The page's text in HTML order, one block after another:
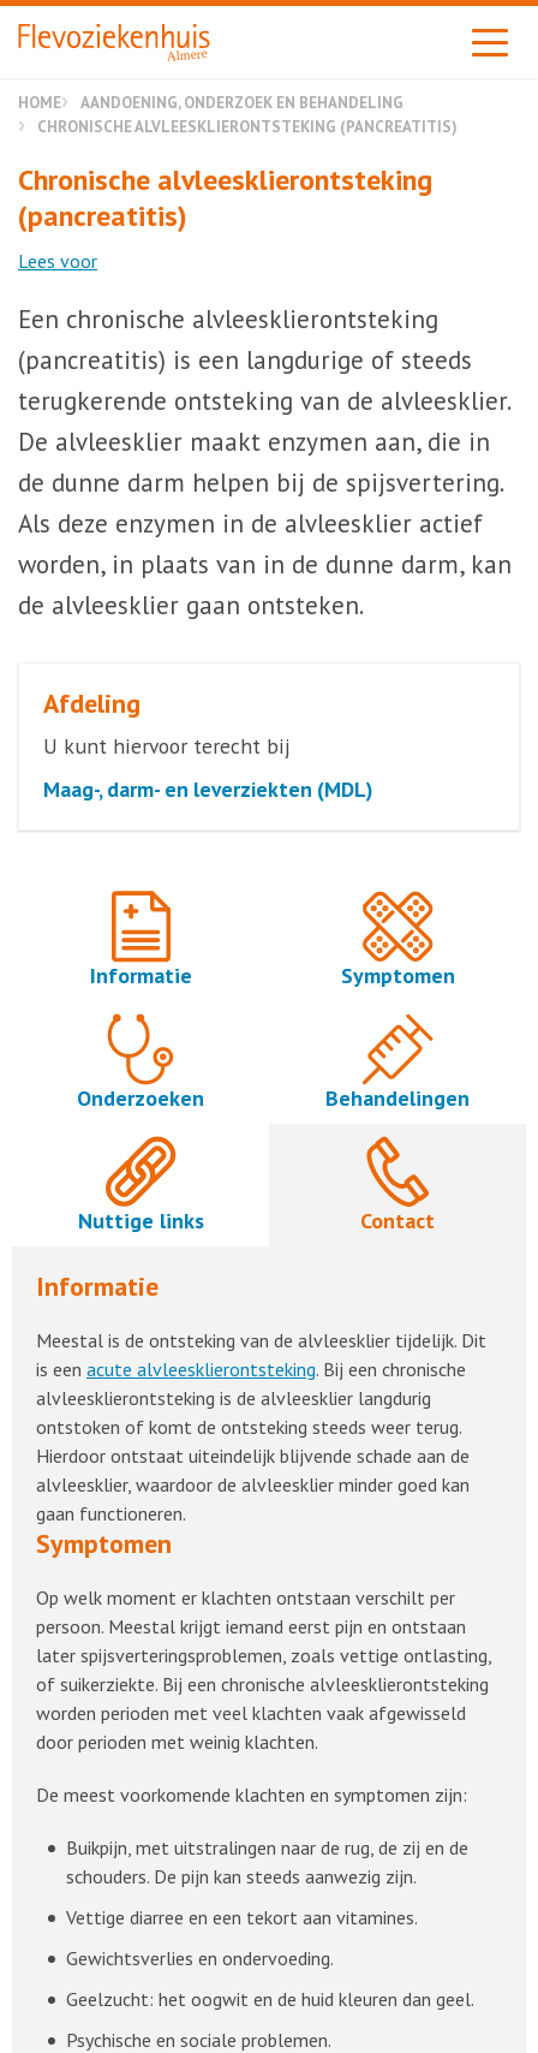
Almere
HOME
AANDOENING, ONDERZOEK EN BEHANDELING
CHRONISCHE ALVLEESKLIERONTSTEKING (PANCREATITIS)
Chronische alvleesklierontsteking
(pancreatitis)
Lees voor
Een chronische alvleesklierontsteking
(pancreatitis) is een langdurige of steeds
terugkerende ontsteking van de alvleesklier.
De alvleesklier maakt enzymen aan, die in
de dunne darm helpen bij de spijsvertering.
Als deze enzymen in de alvleesklier actief
worden, in plaats van in de dunne darm, kan
de alvleesklier gaan ontsteken.
Afdeling
U kunt hiervoor terecht bij
Maag-, darm- en leverziekten (MDL)
Informatie Symptomen
Onderzoeken Behandelingen
Nuttige links Contact
Informatie
Meestal is de ontsteking van de alvleesklier tijdelijk. Dit
is een acute alvleesklierontsteking. Bij een chronische
alvleesklierontsteking is de alvleesklier langdurig
ontstoken of komt de ontsteking steeds weer terug.
Hierdoor ontstaat uiteindelijk blijvende schade aan de
alvleesklier, waardoor de alvleesklier minder goed kan
gaan functioneren.
Symptomen
Op welk moment er klachten ontstaan verschilt per
persoon. Meestal krijgt iemand eerst pijn en ontstaan
later spijsverteringsproblemen, zoals vettige ontlasting,
of suikerziekte. Bij een chronische alvleesklierontsteking
worden perioden met veel klachten vaak afgewisseld
door perioden met weinig klachten.
De meest voorkomende klachten en symptomen zijn:
Buikpijn, met uitstralingen naar de rug, de zij en de
schouders. De pijn kan steeds aanwezig zijn.
Vettige diarree en een tekort aan vitamines.
Gewichtsverlies en ondervoeding.
Geelzucht: het oogwit en de huid kleuren dan geel.
Psychische en sociale problemen.